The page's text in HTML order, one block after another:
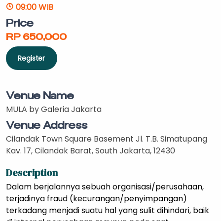
09:00 WIB
Price
RP 650,000
Register
Venue Name
MULA by Galeria Jakarta
Venue Address
Cilandak Town Square Basement Jl. T.B. Simatupang
Kav. 17, Cilandak Barat, South Jakarta, 12430
Description
Dalam berjalannya sebuah organisasi/perusahaan,
terjadinya fraud (kecurangan/penyimpangan)
terkadang menjadi suatu hal yang sulit dihindari, baik